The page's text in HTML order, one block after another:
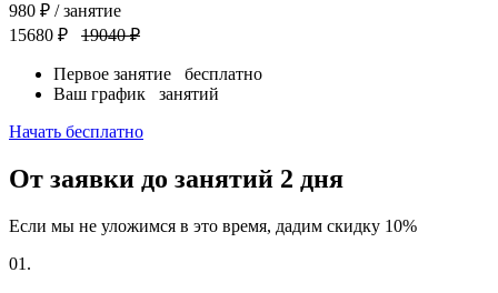
980 ₽ / занятие
15680 ₽
19040 ₽
Первое занятие бесплатно
Ваш график занятий
Начать бесплатно
От заявки до занятий 2 дня
Если мы не уложимся в это время, дадим скидку 10%
01.